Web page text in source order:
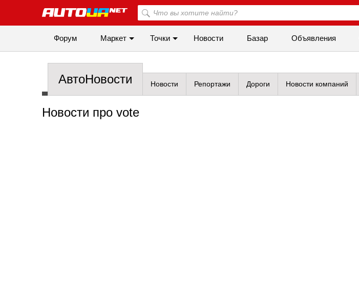
Форум Маркет Точки Новости Базар Объявления
АвтоНовости Новости Репортажи Дороги Новости компаний
Новости про vote